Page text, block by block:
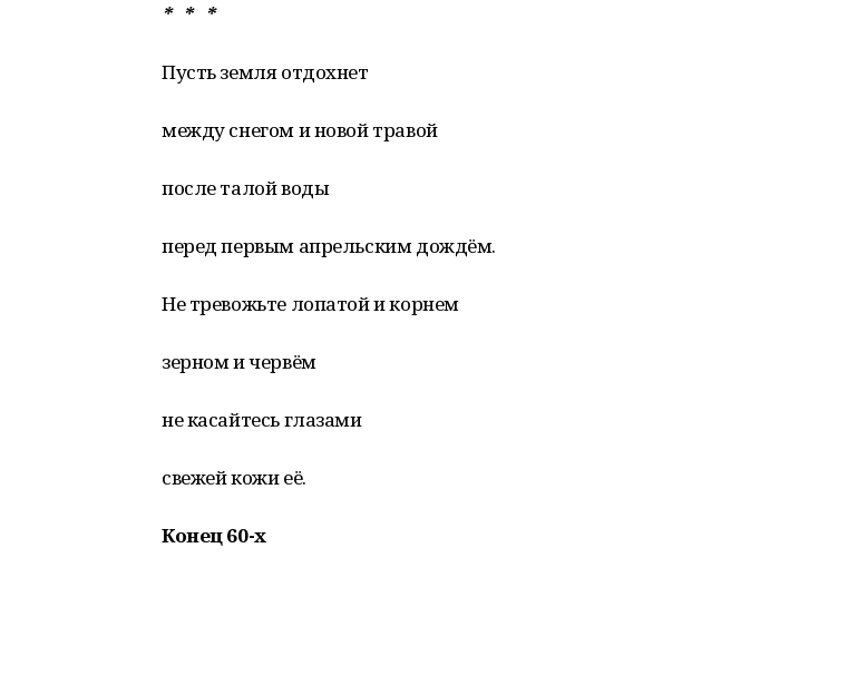
* * *
Пусть земля отдохнет
между снегом и новой травой
после талой воды
перед первым апрельским дождём.
Не тревожьте лопатой и корнем
зерном и червём
не касайтесь глазами
свежей кожи её.
Конец 60-х